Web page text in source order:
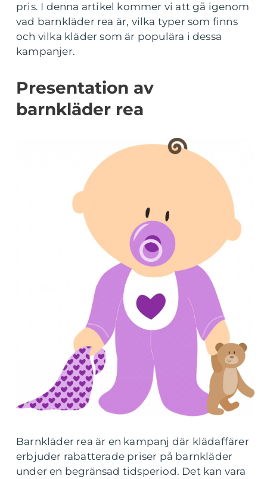
pris. I denna artikel kommer vi att gå igenom
vad barnkläder rea är, vilka typer som finns
och vilka kläder som är populära i dessa
kampanjer.
Presentation av
barnkläder rea
Barnkläder rea är en kampanj där klädaffärer
erbjuder rabatterade priser på barnkläder
under en begränsad tidsperiod. Det kan vara